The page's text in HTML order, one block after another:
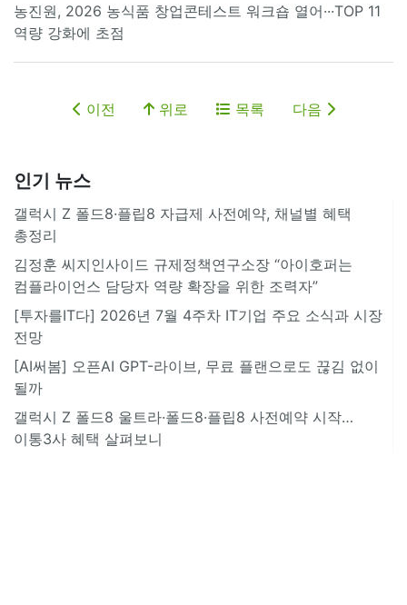
농진원, 2026 농식품 창업콘테스트 워크숍 열어···TOP 11
역량 강화에 초점
이전 위로 목록 다음
인기 뉴스
갤럭시 Z 폴드8·플립8 자급제 사전예약, 채널별 혜택
총정리
김정훈 씨지인사이드 규제정책연구소장 “아이호퍼는
컴플라이언스 담당자 역량 확장을 위한 조력자”
[투자를IT다] 2026년 7월 4주차 IT기업 주요 소식과 시장
전망
[AI써봄] 오픈AI GPT-라이브, 무료 플랜으로도 끊김 없이
될까
갤럭시 Z 폴드8 울트라·폴드8·플립8 사전예약 시작…
이통3사 혜택 살펴보니